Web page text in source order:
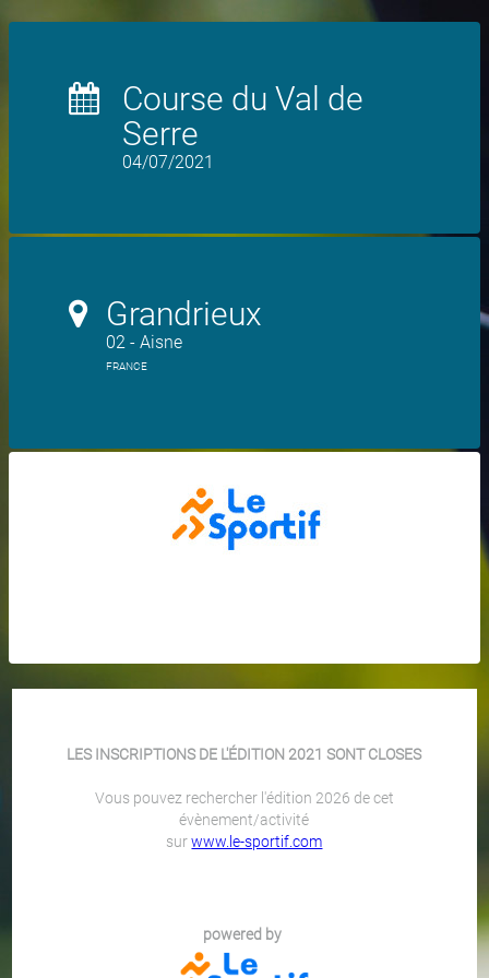
Course du Val de
Serre
04/07/2021
Grandrieux
02 - Aisne
FRANCE
LES INSCRIPTIONS DE L'ÉDITION 2021 SONT CLOSES
Vous pouvez rechercher l'édition 2026 de cet
évènement/activité
surwww.le-sportif.com
powered by